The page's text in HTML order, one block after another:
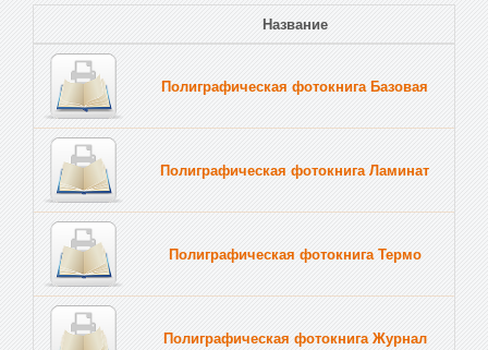
Название
Полиграфическая фотокнига Базовая
Полиграфическая фотокнига Ламинат
Полиграфическая фотокнига Термо
Полиграфическая фотокнига Журнал